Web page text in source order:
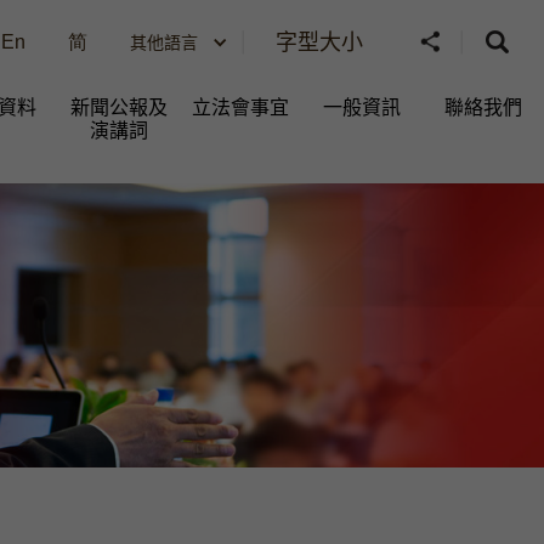
En 简 其他語言 字型大小
料
新聞公報及
演講詞
立法會事宜 一般資訊​ 聯絡我們